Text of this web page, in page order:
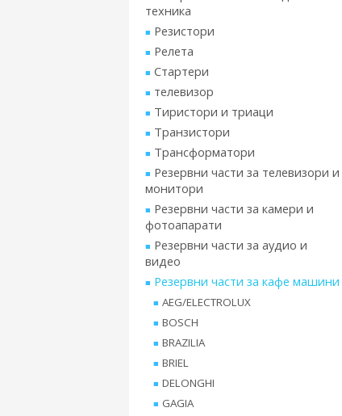
техника
Резистори
Релета
Стартери
телевизор
Тиристори и триаци
Транзистори
Трансформатори
Резервни части за телевизори и
монитори
Резервни части за камери и
фотоапарати
Резервни части за аудио и
видео
Резервни части за кафе машини
AEG/ELECTROLUX
BOSCH
BRAZILIA
BRIEL
DELONGHI
GAGIA